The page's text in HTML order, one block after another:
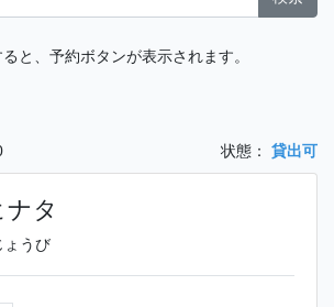
と、予約ボタンが表示されます。
状態： 貸出可
タ
ょうび